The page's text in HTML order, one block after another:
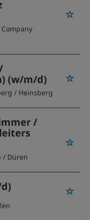
(w/m/d)
/ Heinsberg
/
/ Düren